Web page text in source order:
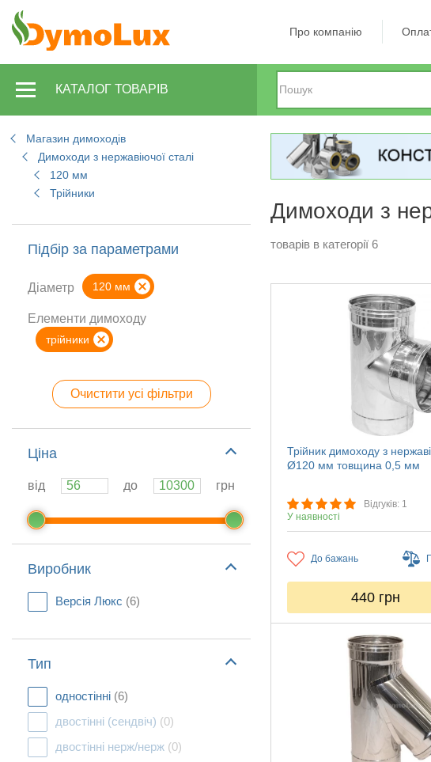
Про компанію
КАТАЛОГ ТОВАРІВ
Магазин димоходів
Димоходи з нержавіючої сталі
120 мм
Трійники
Підбір за параметрами
Діаметр 120 мм
Елементи димоходу
трійники
Очистити усі фільтри
Ціна
від до грн
Виробник
Версія Люкс (6)
Тип
одностінні (6)
двостінні (сендвіч) (0)
двостінні нерж/нерж (0)
Димоходи з
товарів в категорії 6
Трійник димоходу з
Ø120 мм товщина 0,5 мм
Відгуків: 1
У наявності
До бажань
440 грн